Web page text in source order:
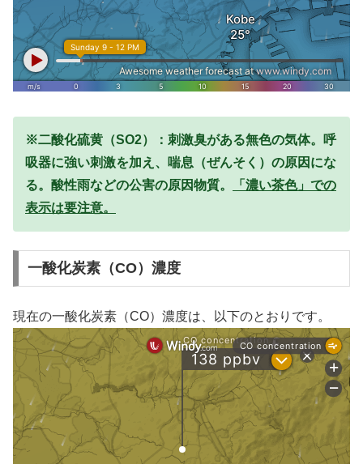
※二酸化硫黄（SO2）：刺激臭がある無色の気体。呼
吸器に強い刺激を加え、喘息（ぜんそく）の原因にな
る。酸性雨などの公害の原因物質。
「濃い茶色」での
表示は要注意。
一酸化炭素（CO）濃度
現在の一酸化炭素（CO）濃度は、以下のとおりです。